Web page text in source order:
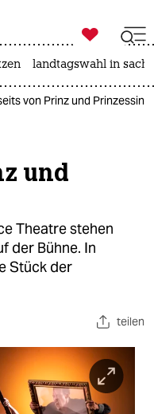

taz zahl ich
landtagswahl in
von Prinz und Prinzessin
und
Theatre stehen
der Bühne. In
Stück der
teilen